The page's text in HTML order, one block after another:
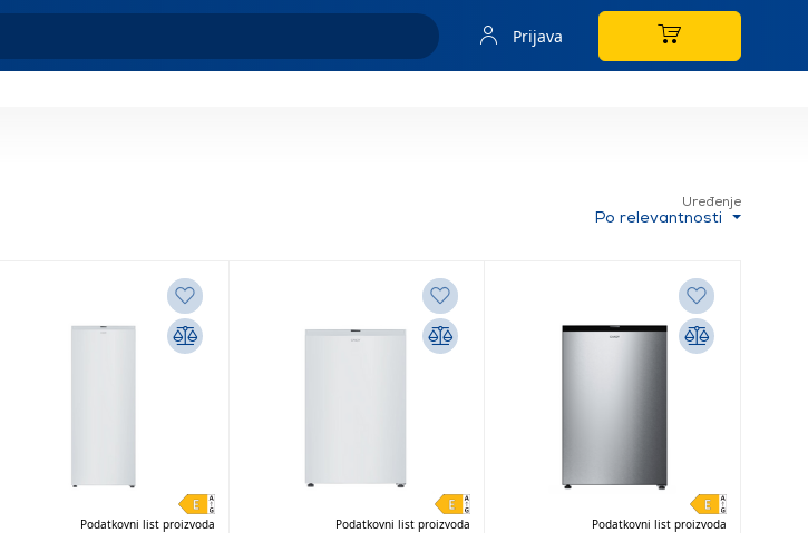
Prijava
Uređenje
Po relevantnosti
Podatkovni list proizvoda Podatkovni list proizvoda Podatkovni list proizvoda